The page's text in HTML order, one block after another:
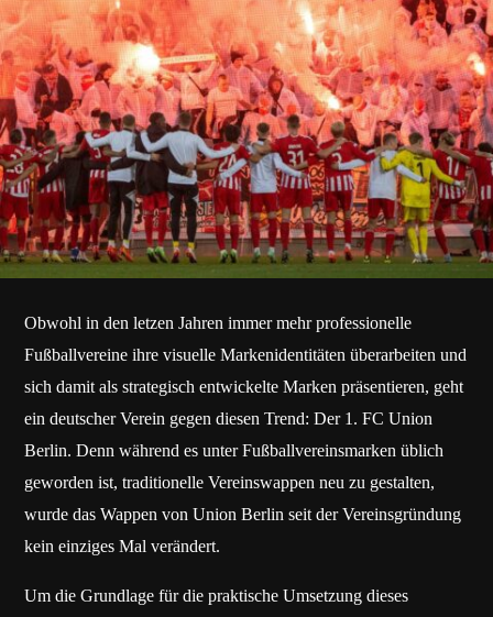
Obwohl in den letzen Jahren immer mehr professionelle
Fußballvereine ihre visuelle Markenidentitäten überarbeiten und
sich damit als strategisch entwickelte Marken präsentieren, geht
ein deutscher Verein gegen diesen Trend: Der 1. FC Union
Berlin. Denn während es unter Fußballvereinsmarken üblich
geworden ist, traditionelle Vereinswappen neu zu gestalten,
wurde das Wappen von Union Berlin seit der Vereinsgründung
kein einziges Mal verändert.
Um die Grundlage für die praktische Umsetzung dieses